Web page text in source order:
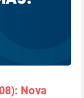
Nova